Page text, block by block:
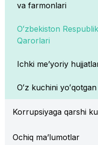
va farmonlari
Oʻzbekiston
Qarorlari
Ichki me’yoriy
Oʻz kuchini
Korrupsiyaga qarshi
Ochiq ma’lumotlar